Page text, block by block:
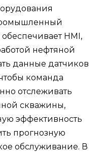
HMI,
нефтяной
данные датчиков
команда
отслеживать
скважины,
эффективность
прогнозную
обслуживание. В